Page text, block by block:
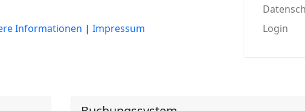
Login
Informationen | Impressum